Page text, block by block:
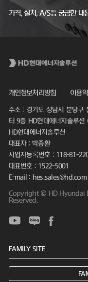
가격, 설치, A/S등 궁금한 내
개인정보처리방침 이용
주소 : 경기도 성남시 분당구
터 9층 HD현대에너지솔루션
HD현대에너지솔루션
대표자 : 박종환
사업자등록번호 : 118-81-
대표번호 : 1522-5001
E-mail : hes.sales@hd.com
Copyright © HD Hyundai
Reserved.